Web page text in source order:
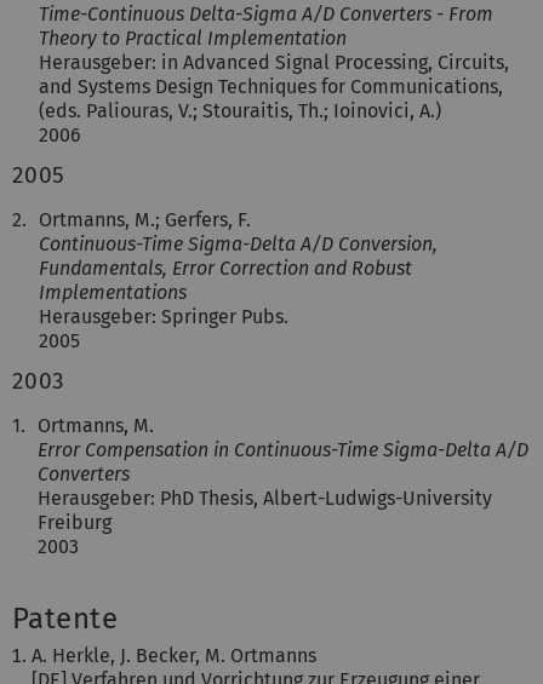
Time-Continuous Delta-Sigma A/D Converters - From
Theory to Practical Implementation
Herausgeber: in Advanced Signal Processing, Circuits,
and Systems Design Techniques for Communications,
(eds. Paliouras, V.; Stouraitis, Th.; Ioinovici, A.)
2006
2005
2.
Ortmanns, M.; Gerfers, F.
Continuous-Time Sigma-Delta A/D Conversion,
Fundamentals, Error Correction and Robust
Implementations
Herausgeber: Springer Pubs.
2005
2003
1.
Ortmanns, M.
Error Compensation in Continuous-Time Sigma-Delta A/D
Converters
Herausgeber: PhD Thesis, Albert-Ludwigs-University
Freiburg
2003
Patente
A. Herkle, J. Becker, M. Ortmanns
[DE] Verfahren und Vorrichtung zur Erzeugung einer